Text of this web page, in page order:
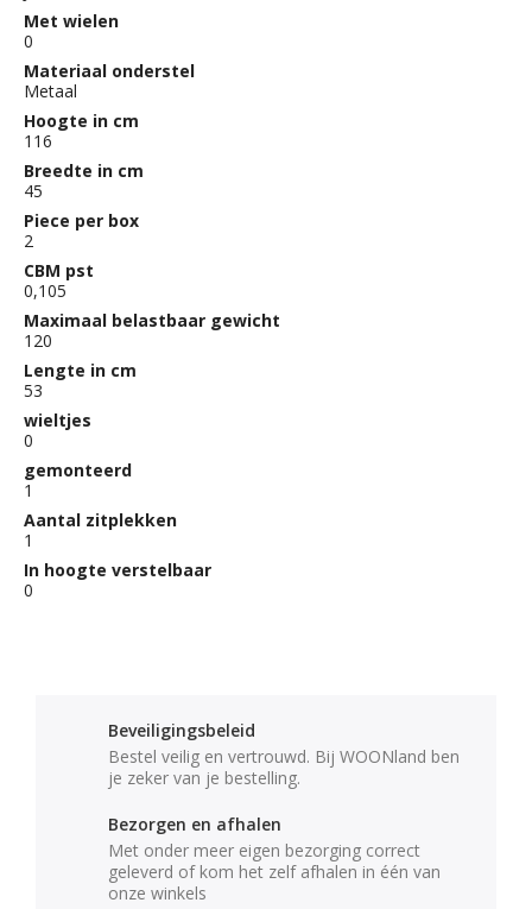
Met wielen
0
Materiaal onderstel
Metaal
Hoogte in cm
116
Breedte in cm
45
Piece per box
2
CBM pst
0,105
Maximaal belastbaar gewicht
120
Lengte in cm
53
wieltjes
0
gemonteerd
1
Aantal zitplekken
1
In hoogte verstelbaar
0
Beveiligingsbeleid
Bestel veilig en vertrouwd. Bij WOONland ben
je zeker van je bestelling.
Bezorgen en afhalen
Met onder meer eigen bezorging correct
geleverd of kom het zelf afhalen in één van
onze winkels